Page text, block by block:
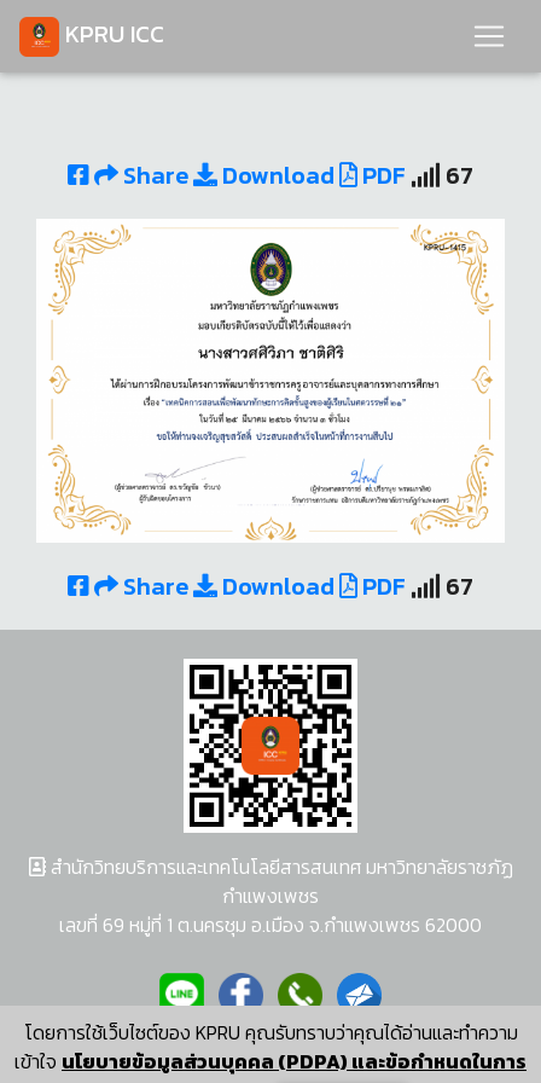
KPRU ICC
Share Download PDF 67
Share Download PDF 67
โดยการใช้เว็บไซต์ของ KPRU คุณรับทราบว่าคุณได้อ่านและทำความ
เข้าใจ นโยบายข้อมูลส่วนบุคคล (PDPA) และข้อกำหนดในการ
สำนักวิทยบริการและเทคโนโลยีสารสนเทศ มหาวิทยาลัยราชภัฏ
กำแพงเพชร
เลขที่ 69 หมู่ที่ 1 ต.นครชุม อ.เมือง จ.กำแพงเพชร 62000
ผู้พัฒนาระบบ อนุชา พวงผกา